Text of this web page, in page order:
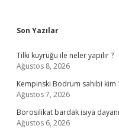
Sidebar
Son Yazılar
Tilki kuyruğu ile neler yapılır ?
Ağustos 8, 2026
Kempinski Bodrum sahibi kim
Ağustos 7, 2026
Borosilikat bardak isıya
Ağustos 6, 2026